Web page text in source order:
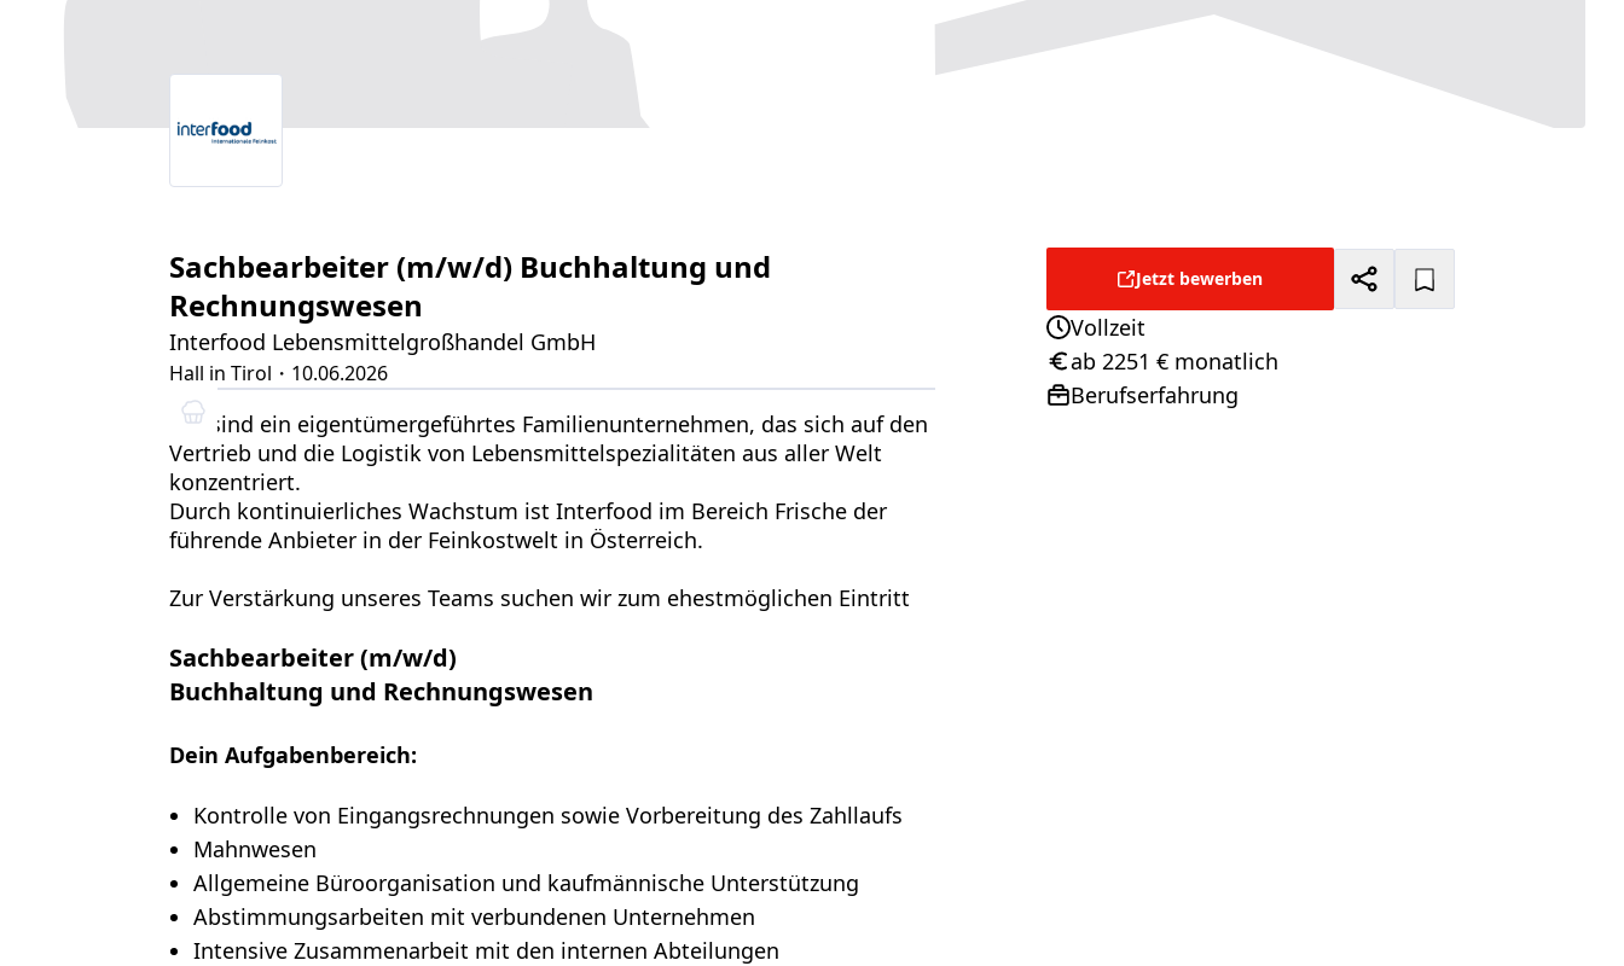
Sachbearbeiter (m/w/d) Buchhaltung und
Rechnungswesen
Interfood Lebensmittelgroßhandel GmbH
Hall in Tirol ・10.06.2026
Wir sind ein eigentümergeführtes Familienunternehmen, das sich auf den
Vertrieb und die Logistik von Lebensmittelspezialitäten aus aller Welt
konzentriert.
Durch kontinuierliches Wachstum ist Interfood im Bereich Frische der
führende Anbieter in der Feinkostwelt in Österreich.
Zur Verstärkung unseres Teams suchen wir zum ehestmöglichen Eintritt
Sachbearbeiter (m/w/d)
Buchhaltung und Rechnungswesen
Dein Aufgabenbereich:
Kontrolle von Eingangsrechnungen sowie Vorbereitung des Zahllaufs
Mahnwesen
Allgemeine Büroorganisation und kaufmännische Unterstützung
Abstimmungsarbeiten mit verbundenen Unternehmen
Intensive Zusammenarbeit mit den internen Abteilungen
Jetzt bewerben
Anstellungsart:
Vollzeit
Gehalt:
ab 2251 € monatlich
Positionsebene:
Berufserfahrung